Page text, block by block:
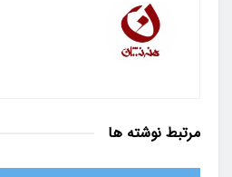
مرتبط نوشته ها